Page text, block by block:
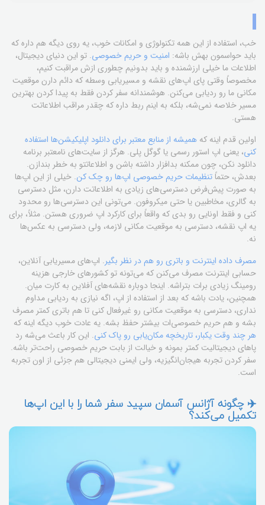
خب، استفاده از این همه تکنولوژی و امکانات خوب، یه روی دیگه هم داره که
باید حواسمون بهش باشه: امنیت و حریم خصوصی. تو این دنیای دیجیتال،
اطلاعات ما خیلی ارزشمنده و باید بدونیم چطوری ازش مراقبت کنیم،
مخصوصاً وقتی پای اپ‌های نقشه و مسیر‌یابی وسطه که دائم دارن موقعیت
مکانی ما رو ردیابی می‌کنن. هوشمندانه سفر کردن فقط به پیدا کردن بهترین
مسیر خلاصه نمی‌شه، بلکه به اینم ربط داره که چقدر مراقب اطلاعاتت
هستی.
اولین قدم اینه که همیشه از منابع معتبر برای دانلود اپلیکیشن‌ها استفاده
کنی، یعنی اپ استور رسمی یا گوگل پلی. هرگز از سایت‌های نامعتبر برنامه
دانلود نکن، چون ممکنه بدافزار داشته باشن و اطلاعاتتو به خطر بندازن.
بعدش، حتماًتنظیمات حریم خصوصی اپ‌ها رو چک کن. خیلی از این اپ‌ها
به صورت پیش‌فرض دسترسی‌های زیادی به اطلاعاتت دارن، مثل دسترسی
به گالری، مخاطبین یا حتی میکروفون. می‌تونی این دسترسی‌ها رو محدود
کنی و فقط اونایی رو بدی که واقعاً برای کارکرد اپ ضروری هستن. مثلاً، برای
یه اپ نقشه، دسترسی به موقعیت مکانی لازمه، ولی دسترسی به عکس‌ها
نه.
مصرف داده اینترنت و باتری رو هم در نظر بگیر. اپ‌های مسیریابی آنلاین،
حسابی اینترنت مصرف می‌کنن که می‌تونه تو کشورهای خارجی هزینه
رومینگ زیادی برات بتراشه. اینجا دوباره نقشه‌های آفلاین به کارت میان.
همچنین، یادت باشه که بعد از استفاده از اپ، اگه نیازی به ردیابی مداوم
نداری، دسترسی به موقعیت مکانی رو غیرفعال کنی تا هم باتری کمتر مصرف
بشه و هم حریم خصوصی‌ات بیشتر حفظ بشه. یه عادت خوب دیگه اینه که
هر چند وقت یکبار، تاریخچه مکان‌یابی رو پاک کنی. این کار باعث می‌شه رد
پاهای دیجیتالیت کمتر بمونه و خیالت از بابت حریم خصوصی راحت‌تر باشه.
سفر کردن تجربه هیجان‌انگیزیه، ولی ایمنی دیجیتالی هم جزئی از اون تجربه‌
است.
✈️ چگونه آژانس آسمان سپید سفر شما را با این اپ‌ها
تکمیل می‌کند؟